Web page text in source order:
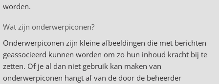
worden.
Wat zijn onderwerpiconen?
Onderwerpiconen zijn kleine afbeeldingen die met berichten
geassocieerd kunnen worden om zo hun inhoud kracht bij te
zetten. Of je al dan niet gebruik kan maken van
onderwerpiconen hangt af van de door de beheerder